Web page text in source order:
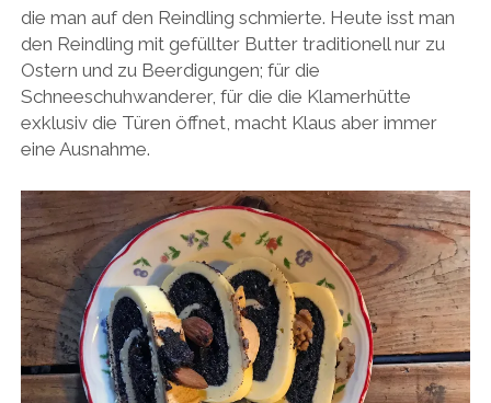
die man auf den Reindling schmierte. Heute isst man
den Reindling mit gefüllter Butter traditionell nur zu
Ostern und zu Beerdigungen; für die
Schneeschuhwanderer, für die die Klamerhütte
exklusiv die Türen öffnet, macht Klaus aber immer
eine Ausnahme.